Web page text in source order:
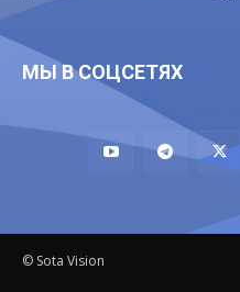
МЫ В СОЦСЕТЯХ
© Sota Vision